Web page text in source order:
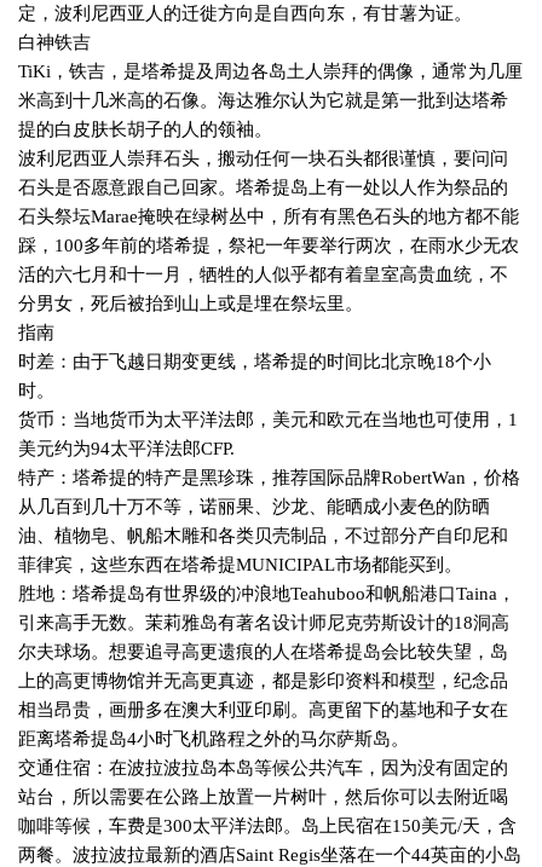
定，波利尼西亚人的迁徙方向是自西向东，有甘薯为证。
白神铁吉
TiKi ，铁吉，是塔希提及周边各岛土人崇拜的偶像，通常为几厘
米高到十几米高的石像。海达雅尔认为它就是第一批到达塔希
提的白皮肤长胡子的人的领袖。
波利尼西亚人崇拜石头，搬动任何一块石头都很谨慎，要问问
石头是否愿意跟自己回家。塔希提岛上有一处以人作为祭品的
石头祭坛Marae掩映在绿树丛中，所有有黑色石头的地方都不能
踩， 100多年前的塔希提，祭祀一年要举行两次，在雨水少无农
活的六七月和十一月，牺牲的人似乎都有着皇室高贵血统，不
分男女，死后被抬到山上或是埋在祭坛里。
指南
时差：由于飞越日期变更线，塔希提的时间比北京晚18个小
时。
货币：当地货币为太平洋法郎，美元和欧元在当地也可使用， 1
美元约为94太平洋法郎CFP.
特产：塔希提的特产是黑珍珠，推荐国际品牌RobertWan ，价格
从几百到几十万不等，诺丽果、沙龙、能晒成小麦色的防晒
油、植物皂、帆船木雕和各类贝壳制品，不过部分产自印尼和
菲律宾，这些东西在塔希提MUNICIPAL市场都能买到。
胜地：塔希提岛有世界级的冲浪地Teahuboo和帆船港口Taina ，
引来高手无数。茉莉雅岛有著名设计师尼克劳斯设计的18洞高
尔夫球场。想要追寻高更遗痕的人在塔希提岛会比较失望，岛
上的高更博物馆并无高更真迹，都是影印资料和模型，纪念品
相当昂贵，画册多在澳大利亚印刷。高更留下的墓地和子女在
距离塔希提岛4小时飞机路程之外的马尔萨斯岛。
交通住宿：在波拉波拉岛本岛等候公共汽车，因为没有固定的
站台，所以需要在公路上放置一片树叶，然后你可以去附近喝
咖啡等候，车费是300太平洋法郎。岛上民宿在150美元/天，含
两餐。波拉波拉最新的酒店Saint Regis坐落在一个44英亩的小岛